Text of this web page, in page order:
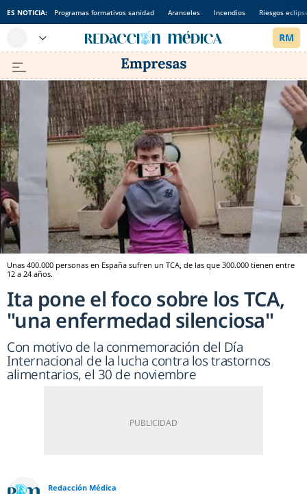
ES NOTICIA: Programas formativos sanidad Aranceles Incendios Riesgos
Unas 400.000 personas en España sufren un TCA, de las que 300.000 tienen entre
12 a 24 años.
Ita pone el foco sobre los TCA,
"una enfermedad silenciosa"
Con motivo de la conmemoración del Día
Internacional de la lucha contra los trastornos
alimentarios, el 30 de noviembre
Redacción Médica